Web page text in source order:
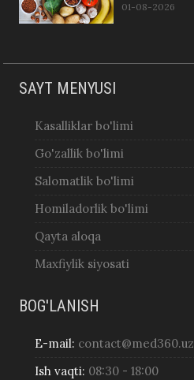
01-08-2026
SAYT MENYUSI
Kasalliklar bo'limi
Go'zallik bo'limi
Salomatlik bo'limi
Homiladorlik bo'limi
Qayta aloqa
Maxfiylik siyosati
BOG'LANISH
E-mail: contact@med360.uz
Ish vaqti: 08:30 - 18:00